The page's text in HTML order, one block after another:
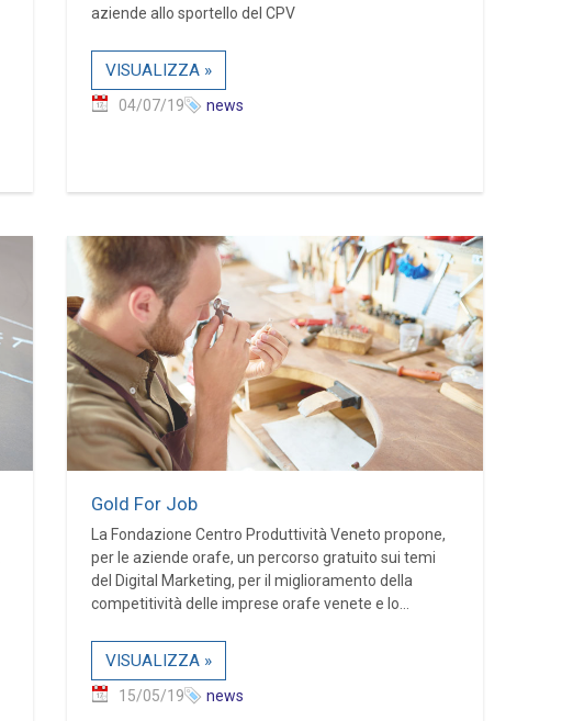
aziende allo sportello del CPV
VISUALIZZA »
04/07/19 news
Gold For Job
La Fondazione Centro Produttività Veneto propone,
per le aziende orafe, un percorso gratuito sui temi
del Digital Marketing, per il miglioramento della
competitività delle imprese orafe venete e lo...
VISUALIZZA »
15/05/19 news